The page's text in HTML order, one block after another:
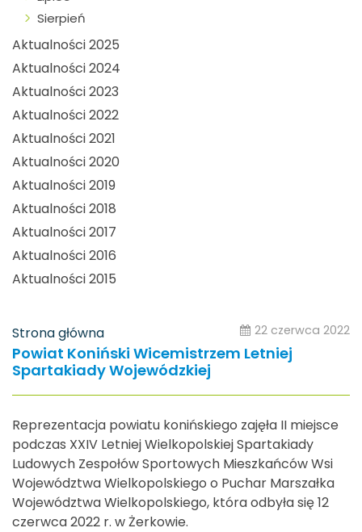
Sierpień
Aktualności 2025
Aktualności 2024
Aktualności 2023
Aktualności 2022
Aktualności 2021
Aktualności 2020
Aktualności 2019
Aktualności 2018
Aktualności 2017
Aktualności 2016
Aktualności 2015
Strona główna 22 czerwca 2022
Powiat Koniński Wicemistrzem Letniej
Spartakiady Wojewódzkiej
Reprezentacja powiatu konińskiego zajęła II miejsce
podczas XXIV Letniej Wielkopolskiej Spartakiady
Ludowych Zespołów Sportowych Mieszkańców Wsi
Województwa Wielkopolskiego o Puchar Marszałka
Województwa Wielkopolskiego, która odbyła się 12
czerwca 2022 r. w Żerkowie.